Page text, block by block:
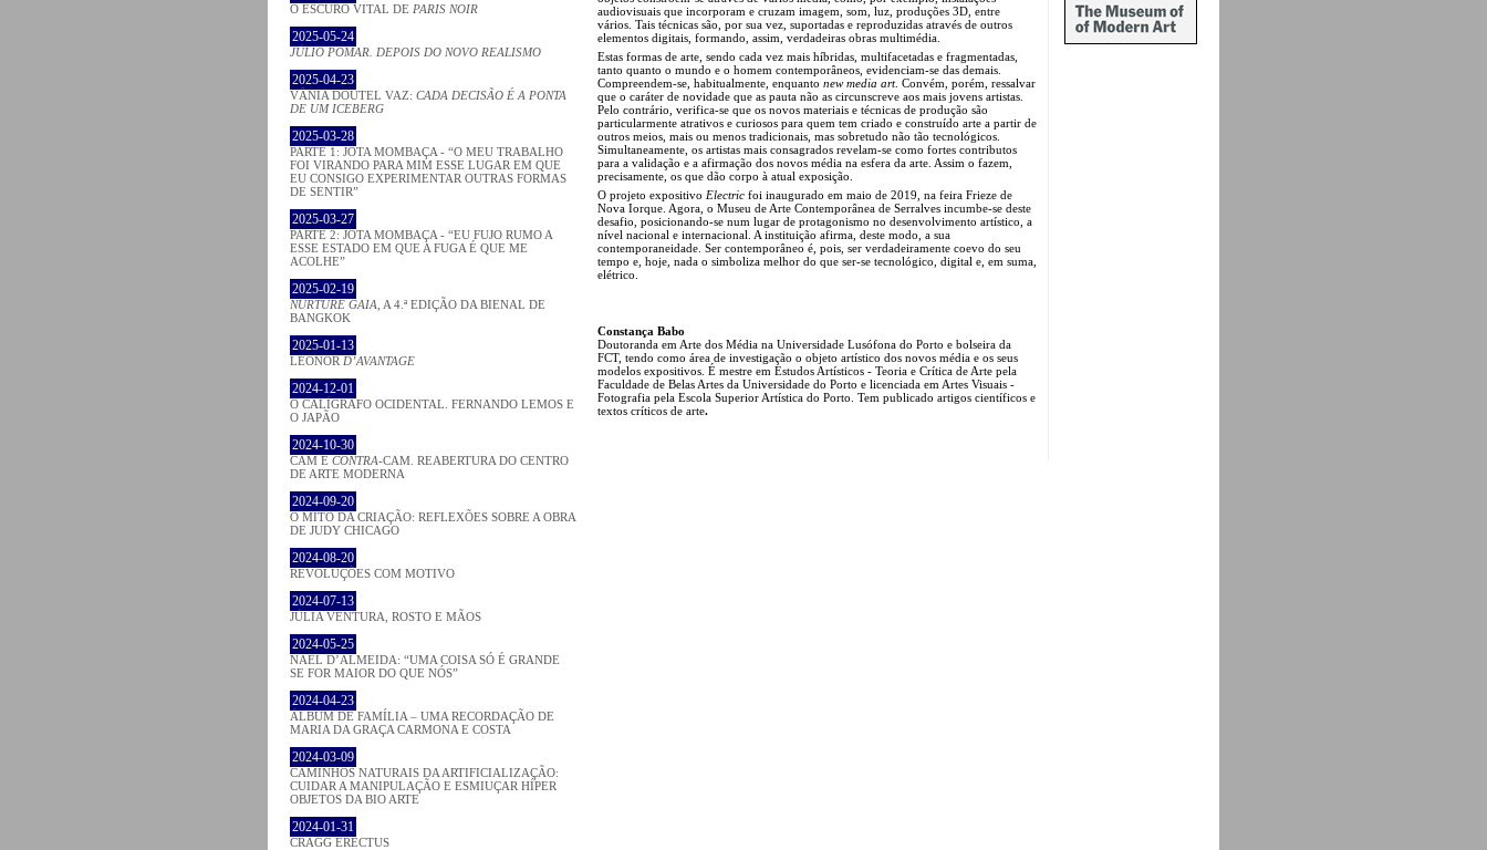
O ESCURO VITAL DE PARIS NOIR
2025-05-24
JÚLIO POMAR. DEPOIS DO NOVO REALISMO
2025-04-23
VÂNIA DOUTEL VAZ: CADA DECISÃO É A PONTA
DE UM ICEBERG
2025-03-28
PARTE 1: JOTA MOMBAÇA - “O MEU TRABALHO
FOI VIRANDO PARA MIM ESSE LUGAR EM QUE
EU CONSIGO EXPERIMENTAR OUTRAS FORMAS
DE SENTIR”
2025-03-27
PARTE 2: JOTA MOMBAÇA - “EU FUJO RUMO A
ESSE ESTADO EM QUE A FUGA É QUE ME
ACOLHE”
2025-02-19
NURTURE GAIA , A 4.ª EDIÇÃO DA BIENAL DE
BANGKOK
2025-01-13
LEONOR D’AVANTAGE
2024-12-01
O CALÍGRAFO OCIDENTAL. FERNANDO LEMOS E
O JAPÃO
2024-10-30
CAM E CONTRA-CAM. REABERTURA DO CENTRO
DE ARTE MODERNA
2024-09-20
O MITO DA CRIAÇÃO: REFLEXÕES SOBRE A OBRA
DE JUDY CHICAGO
2024-08-20
REVOLUÇÕES COM MOTIVO
2024-07-13
JÚLIA VENTURA, ROSTO E MÃOS
2024-05-25
NAEL D’ALMEIDA: “UMA COISA SÓ É GRANDE
SE FOR MAIOR DO QUE NÓS”
2024-04-23
ÁLBUM DE FAMÍLIA – UMA RECORDAÇÃO DE
MARIA DA GRAÇA CARMONA E COSTA
2024-03-09
CAMINHOS NATURAIS DA ARTIFICIALIZAÇÃO:
CUIDAR A MANIPULAÇÃO E ESMIUÇAR HÍPER
OBJETOS DA BIO ARTE
2024-01-31
CRAGG ERECTUS
audiovisuais que incorporam e cruzam imagem, som, luz, produções 3D, entre
vários. Tais técnicas são, por sua vez, suportadas e reproduzidas através de outros
elementos digitais, formando, assim, verdadeiras obras multimédia.
Estas formas de arte, sendo cada vez mais híbridas, multifacetadas e fragmentadas,
tanto quanto o mundo e o homem contemporâneos, evidenciam-se das demais.
Compreendem-se, habitualmente, enquanto new media art. Convém, porém, ressalvar
que o caráter de novidade que as pauta não as circunscreve aos mais jovens artistas.
Pelo contrário, verifica-se que os novos materiais e técnicas de produção são
particularmente atrativos e curiosos para quem tem criado e construído arte a partir de
outros meios, mais ou menos tradicionais, mas sobretudo não tão tecnológicos.
Simultaneamente, os artistas mais consagrados revelam-se como fortes contributos
para a validação e a afirmação dos novos média na esfera da arte. Assim o fazem,
precisamente, os que dão corpo à atual exposição.
O projeto expositivo Electric foi inaugurado em maio de 2019, na feira Frieze de
Nova Iorque. Agora, o Museu de Arte Contemporânea de Serralves incumbe-se deste
desafio, posicionando-se num lugar de protagonismo no desenvolvimento artístico, a
nível nacional e internacional. A instituição afirma, deste modo, a sua
contemporaneidade. Ser contemporâneo é, pois, ser verdadeiramente coevo do seu
tempo e, hoje, nada o simboliza melhor do que ser-se tecnológico, digital e, em suma,
elétrico.
Constança Babo
Doutoranda em Arte dos Média na Universidade Lusófona do Porto e bolseira da
FCT, tendo como área de investigação o objeto artístico dos novos média e os seus
modelos expositivos. É mestre em Estudos Artísticos - Teoria e Crítica de Arte pela
Faculdade de Belas Artes da Universidade do Porto e licenciada em Artes Visuais -
Fotografia pela Escola Superior Artística do Porto. Tem publicado artigos científicos e
textos críticos de arte.